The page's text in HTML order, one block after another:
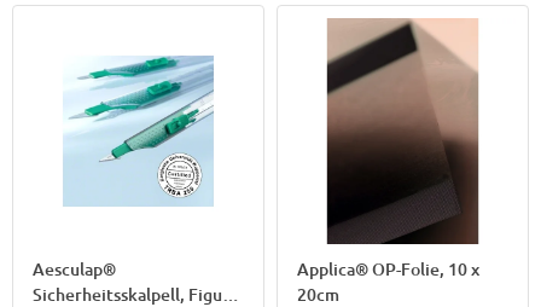
Aesculap®
Sicherheitsskalpell, Figur
Applica® OP-Folie, 10 x
20cm